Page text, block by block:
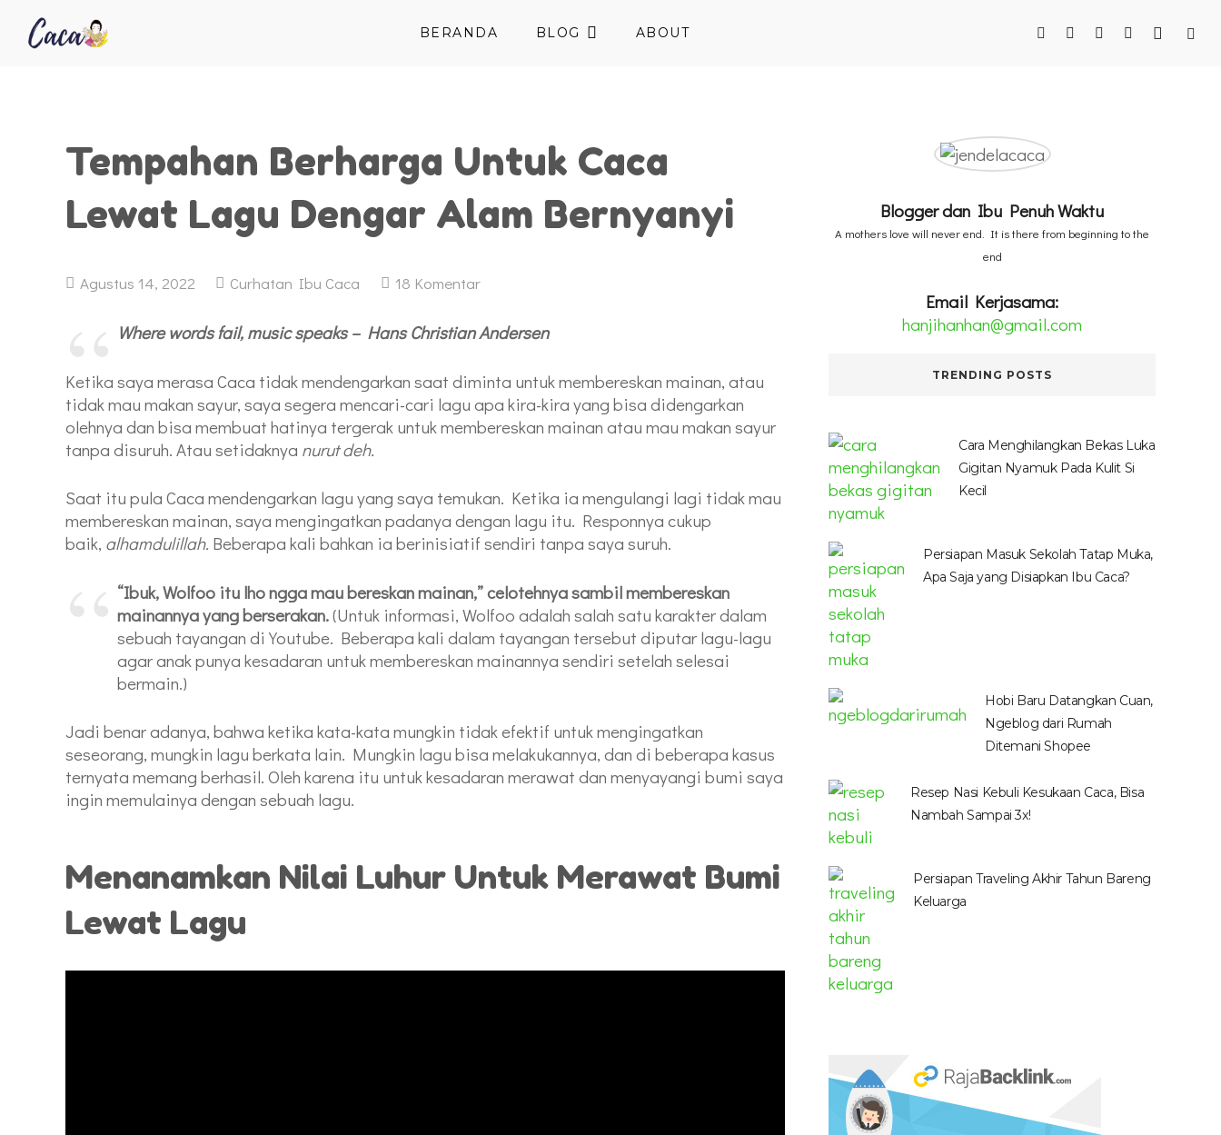
BERANDA BLOG ABOUT
Tempahan Berharga Untuk Caca
Lewat Lagu Dengar Alam Bernyanyi
Agustus 14, 2022 Curhatan Ibu Caca 18 Komentar
Where words fail, music speaks – Hans Christian Andersen
Ketika saya merasa Caca tidak mendengarkan saat diminta untuk membereskan mainan, atau
tidak mau makan sayur, saya segera mencari-cari lagu apa kira-kira yang bisa didengarkan
olehnya dan bisa membuat hatinya tergerak untuk membereskan mainan atau mau makan sayur
tanpa disuruh. Atau setidaknya nurut deh.
Saat itu pula Caca mendengarkan lagu yang saya temukan. Ketika ia mengulangi lagi tidak mau
membereskan mainan, saya mengingatkan padanya dengan lagu itu. Responnya cukup
baik, alhamdulillah. Beberapa kali bahkan ia berinisiatif sendiri tanpa saya suruh.
“Ibuk, Wolfoo itu lho ngga mau bereskan mainan,” celotehnya sambil membereskan
mainannya yang berserakan.(Untuk informasi, Wolfoo adalah salah satu karakter dalam
sebuah tayangan di Youtube. Beberapa kali dalam tayangan tersebut diputar lagu-lagu
agar anak punya kesadaran untuk membereskan mainannya sendiri setelah selesai
bermain.)
Jadi benar adanya, bahwa ketika kata-kata mungkin tidak efektif untuk mengingatkan
seseorang, mungkin lagu berkata lain. Mungkin lagu bisa melakukannya, dan di beberapa kasus
ternyata memang berhasil. Oleh karena itu untuk kesadaran merawat dan menyayangi bumi saya
ingin memulainya dengan sebuah lagu.
Menanamkan Nilai Luhur Untuk Merawat Bumi
Lewat Lagu
Blogger dan Ibu Penuh Waktu
A mothers love will never end. It is there from beginning to the
end
Email Kerjasama:
hanjihanhan@gmail.com
TRENDING POSTS
Cara Menghilangkan Bekas Luka
Gigitan Nyamuk Pada Kulit Si
Kecil
Persiapan Masuk Sekolah Tatap Muka,
Apa Saja yang Disiapkan Ibu Caca?
Hobi Baru Datangkan Cuan,
Ngeblog dari Rumah
Ditemani Shopee
Resep Nasi Kebuli Kesukaan Caca, Bisa
Nambah Sampai 3x!
Persiapan Traveling Akhir Tahun Bareng
Keluarga